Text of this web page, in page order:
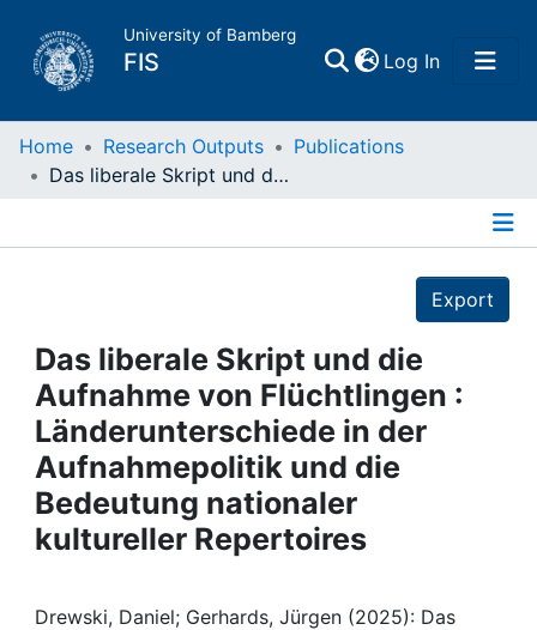
University of Bamberg
FIS Log In(current)
Home
Projects
People
Institutions
Awards
Home Research Outputs
Publications
Das liberale Skript und die Aufnahme von Flüchtlingen : Länderunterschiede in der Aufnahmepolitik und die Bedeutung nationaler kultureller Repertoires
Export
Das liberale Skript und die
Aufnahme von Flüchtlingen :
Länderunterschiede in der
Aufnahmepolitik und die
Bedeutung nationaler
kultureller Repertoires
Drewski, Daniel; Gerhards, Jürgen (2025): Das